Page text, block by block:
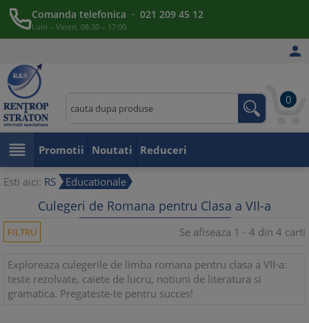
Comanda telefonica · 021 209 45 12
Luni – Vineri, 08:30 – 17:00

0
 Promotii Noutati Reduceri
Esti aici: RS Educationale
Culegeri de Romana pentru Clasa a VII-a
FILTRU Se afiseaza 1 - 4 din 4 carti
Exploreaza culegerile de limba romana pentru clasa a VII-a:
teste rezolvate, caiete de lucru, notiuni de literatura si
gramatica. Pregateste-te pentru succes!